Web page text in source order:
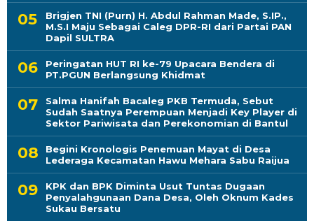
Brigjen TNI (Purn) H. Abdul Rahman Made, S.IP.,
M.S.I Maju Sebagai Caleg DPR-RI dari Partai PAN
Dapil SULTRA
Peringatan HUT RI ke-79 Upacara Bendera di
PT.PGUN Berlangsung Khidmat
Salma Hanifah Bacaleg PKB Termuda, Sebut
Sudah Saatnya Perempuan Menjadi Key Player di
Sektor Pariwisata dan Perekonomian di Bantul
Begini Kronologis Penemuan Mayat di Desa
Lederaga Kecamatan Hawu Mehara Sabu Raijua
KPK dan BPK Diminta Usut Tuntas Dugaan
Penyalahgunaan Dana Desa, Oleh Oknum Kades
Sukau Bersatu